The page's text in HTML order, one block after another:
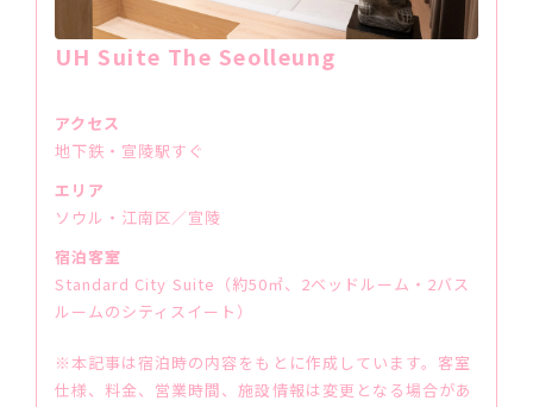
UH Suite The Seolleung
アクセス
地下鉄・宣陵駅すぐ
エリア
ソウル・江南区／宣陵
宿泊客室
Standard City Suite（約50㎡、2ベッドルーム・2バス
ルームのシティスイート）
※本記事は宿泊時の内容をもとに作成しています。客室
仕様、料金、営業時間、施設情報は変更となる場合があ